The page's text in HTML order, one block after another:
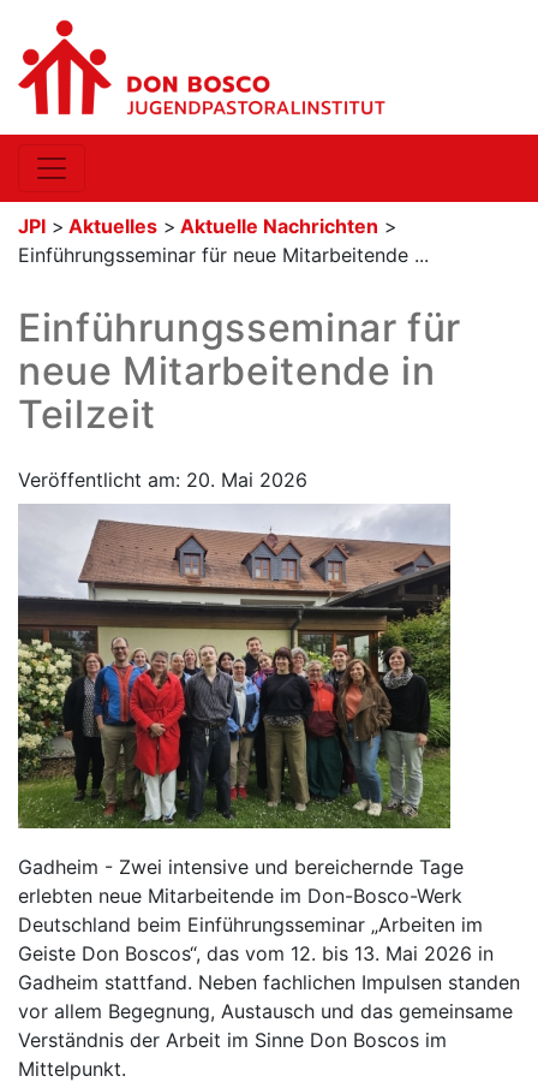
JPI > Aktuelles > Aktuelle Nachrichten >
Einführungsseminar für neue Mitarbeitende ...
Einführungsseminar für
neue Mitarbeitende in
Teilzeit
Veröffentlicht am: 20. Mai 2026
Gadheim - Zwei intensive und bereichernde Tage
erlebten neue Mitarbeitende im Don-Bosco-Werk
Deutschland beim Einführungsseminar „Arbeiten im
Geiste Don Boscos“, das vom 12. bis 13. Mai 2026 in
Gadheim stattfand. Neben fachlichen Impulsen standen
vor allem Begegnung, Austausch und das gemeinsame
Verständnis der Arbeit im Sinne Don Boscos im
Mittelpunkt.